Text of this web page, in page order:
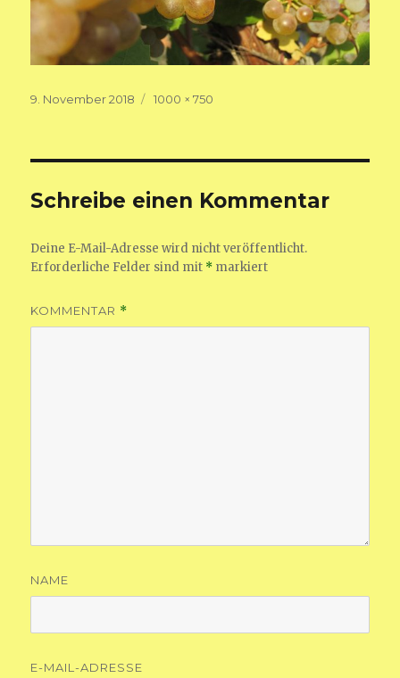
Veröffentlicht
9. November 2018
Volle
1000 × 750
Schreibe einen Kommentar
Deine E-Mail-Adresse wird nicht veröffentlicht.
Erforderliche Felder sind mit * markiert
KOMMENTAR *
NAME
E-MAIL-ADRESSE